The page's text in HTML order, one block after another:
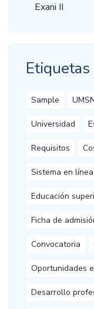
Exani II
Etiquetas
Sample
Universidad
Requisitos
Sistema en línea
Educación
Ficha de
Convocatoria
Oportunidades
Desarrollo